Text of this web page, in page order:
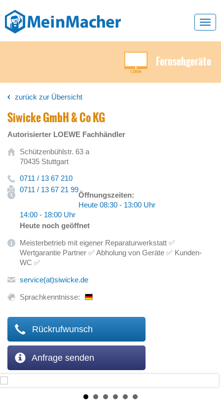
Fernsehgeräte
zurück zur Übersicht
Siwicke GmbH & Co KG
Autorisierter LOEWE Fachhändler
Schützenbühlstr. 63 a
70435 Stuttgart
0711 / 13 67 210
0711 / 13 67 21 99
Öffnungszeiten:
Heute 08:30 - 13:00 Uhr
14:00 - 18:00 Uhr
Heute noch geöffnet
Meisterbetrieb mit eigener Reparaturwerkstatt ✅
Wertgarantie Partner ✅ Abholung von Geräte ✅ Kunden-
WC ✅
service(at)siwicke.de
Sprachkenntnisse:
Rückrufwunsch
Anfrage senden